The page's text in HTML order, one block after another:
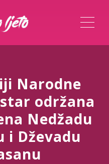
Narodne
održana
Nedžadu
i Dževadu